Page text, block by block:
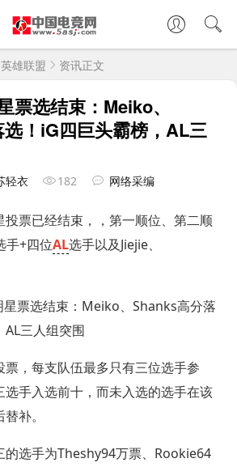
英雄联盟 资讯正文
票选结束：Meiko、
！iG四巨头霸榜，AL三
轻衣 182 网络采编
投票已经结束，，第一顺位、第二顺
手+四位AL选手以及Jiejie、
票，每支队伍最多只有三位选手参
手入选前十，而未入选的选手在该
补。
的选手为Theshy94万票、Rookie64